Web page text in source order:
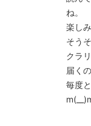
ね。
楽し
そう
クラ
届く
毎度